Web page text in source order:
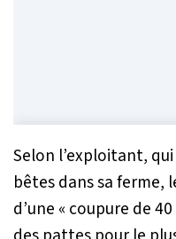
Selon l’exploitant,
bêtes dans sa ferme,
d’une « coupure de